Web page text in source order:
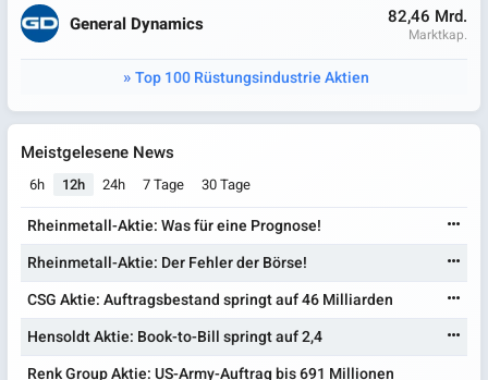
General Dynamics 82,46 Mrd.
Marktkap.
Top 100 Rüstungsindustrie Aktien
Meistgelesene News
6h 12h 24h 7 Tage 30 Tage
Rheinmetall-Aktie: Was für eine Prognose!
Rheinmetall-Aktie: Der Fehler der Börse!
CSG Aktie: Auftragsbestand springt auf 46 Milliarden
Hensoldt Aktie: Book-to-Bill springt auf 2,4
Renk Group Aktie: US-Army-Auftrag bis 691 Millionen